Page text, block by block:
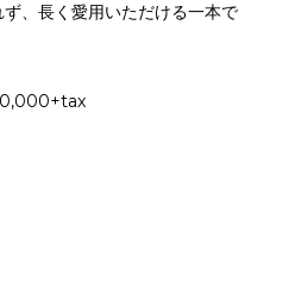
、長く愛用いただける一本で